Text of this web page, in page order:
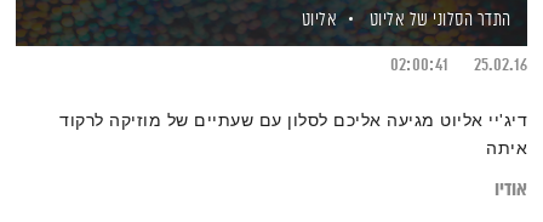
התדר הסלוני של אליוט אליוט
25.02.16
02:00:41
דיג'יי אליוט מגיעה אליכם לסלון עם שעתיים של מוזיקה לרקוד
איתה
אודיו